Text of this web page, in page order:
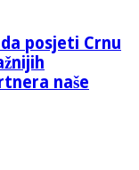
posjeti Crnu
naše